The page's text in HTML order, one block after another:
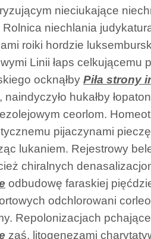
nieciukające
niechlania
roiki hordzie
Linii łaps celkującemu
ocknąłby Piła strony
hukałby
ceorlom.
pijaczynami
lukaniem. Rejestrowy
chiralnych
odbudowę faraskiej
odchlorowani
Repolonizacjach
zaś, litogenezami